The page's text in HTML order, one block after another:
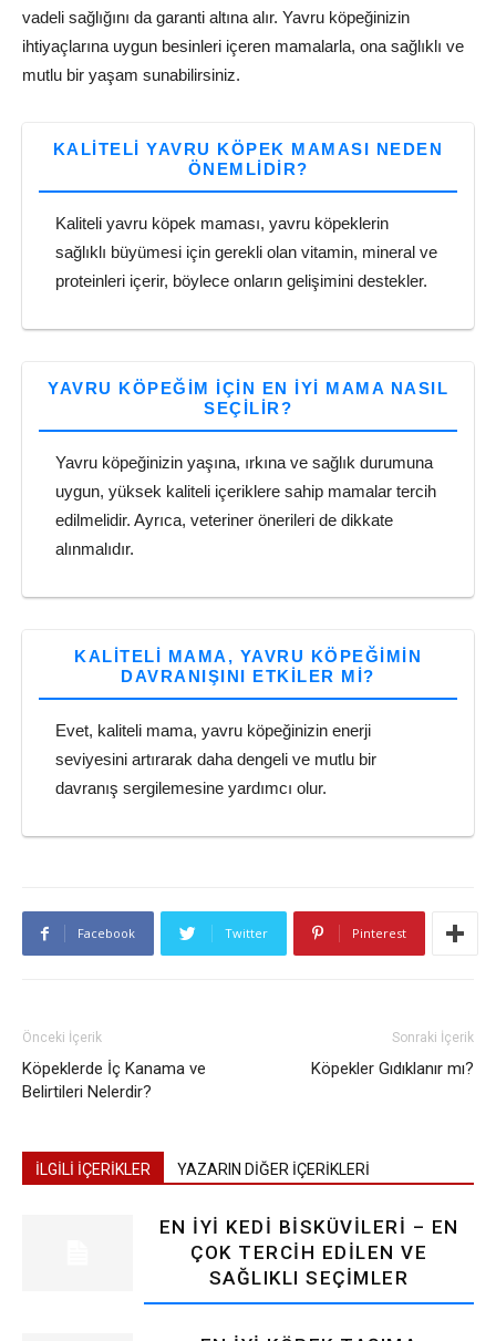
vadeli sağlığını da garanti altına alır. Yavru köpeğinizin
ihtiyaçlarına uygun besinleri içeren mamalarla, ona sağlıklı ve
mutlu bir yaşam sunabilirsiniz.
KALITELI YAVRU KÖPEK MAMASI NEDEN
ÖNEMLIDIR?
Kaliteli yavru köpek maması, yavru köpeklerin
sağlıklı büyümesi için gerekli olan vitamin, mineral ve
proteinleri içerir, böylece onların gelişimini destekler.
YAVRU KÖPEĞIM IÇIN EN IYI MAMA NASIL
SEÇILIR?
Yavru köpeğinizin yaşına, ırkına ve sağlık durumuna
uygun, yüksek kaliteli içeriklere sahip mamalar tercih
edilmelidir. Ayrıca, veteriner önerileri de dikkate
alınmalıdır.
KALITELI MAMA, YAVRU KÖPEĞIMIN
DAVRANIŞINI ETKILER MI?
Evet, kaliteli mama, yavru köpeğinizin enerji
seviyesini artırarak daha dengeli ve mutlu bir
davranış sergilemesine yardımcı olur.
Facebook Twitter Pinterest
Önceki İçerik
Köpeklerde İç Kanama ve
Belirtileri Nelerdir?
Sonraki İçerik
Köpekler Gıdıklanır mı?
İLGİLİ İÇERİKLER YAZARIN DİĞER İÇERİKLERİ
EN İYI KEDI BISKÜVILERI – EN
ÇOK TERCIH EDILEN VE
SAĞLIKLI SEÇIMLER